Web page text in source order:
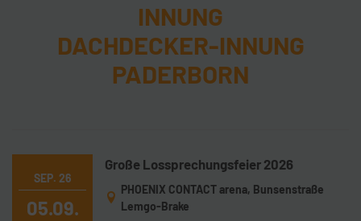
INNUNG
DACHDECKER-INNUNG
PADERBORN
SEP. 26
05.09.
Große Lossprechungsfeier 2026
PHOENIX CONTACT arena, Bunsenstraße
Lemgo-Brake